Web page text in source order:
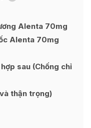
Alenta 70mg
Alenta 70mg
sau (Chống chỉ
thận trọng)